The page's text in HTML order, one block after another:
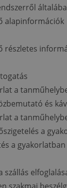
alapinformációk
részletes
a
és
a
a
a gyakorlatban
szállás